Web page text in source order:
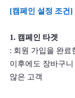
[캠페인 설정 조건]
1. 캠페인 타겟
: 회원 가입을 완료
이후에도 장바구
않은 고객